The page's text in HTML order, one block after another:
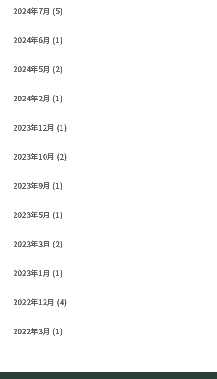
2024年7月 (5)
2024年6月 (1)
2024年5月 (2)
2024年2月 (1)
2023年12月 (1)
2023年10月 (2)
2023年9月 (1)
2023年5月 (1)
2023年3月 (2)
2023年1月 (1)
2022年12月 (4)
2022年3月 (1)